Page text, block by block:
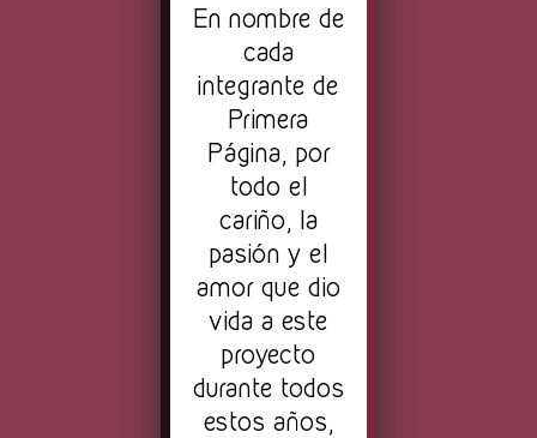
En nombre de
cada
integrante de
Primera
Página, por
todo el
cariño, la
pasión y el
amor que dio
vida a este
proyecto
durante todos
estos años,